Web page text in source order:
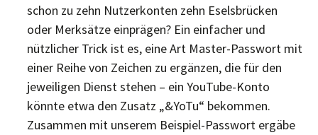
schon zu zehn Nutzerkonten zehn Eselsbrücken
oder Merksätze einprägen? Ein einfacher und
nützlicher Trick ist es, eine Art Master-Passwort mit
einer Reihe von Zeichen zu ergänzen, die für den
jeweiligen Dienst stehen – ein YouTube-Konto
könnte etwa den Zusatz „&YoTu“ bekommen.
Zusammen mit unserem Beispiel-Passwort ergäbe